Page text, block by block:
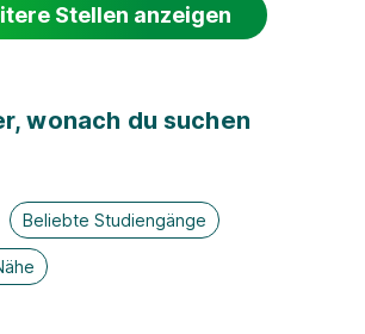
Stellen anzeigen
wonach du suchen
Beliebte Studiengänge